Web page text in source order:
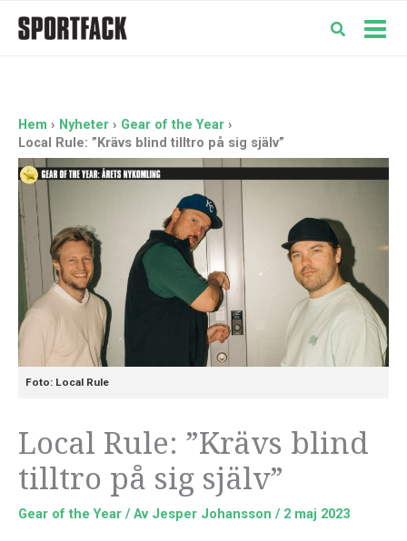
Hem Nyheter
Gear of the Year
Local Rule: ”Krävs blind tilltro på sig själv”
Foto: Local Rule
Local Rule: ”Krävs blind
tilltro på sig själv”
Gear of the Year / Av Jesper Johansson / 2 maj 2023